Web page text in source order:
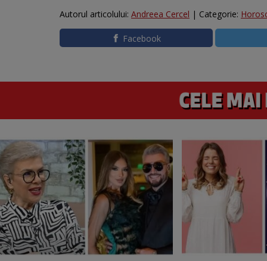
Autorul articolului: Andreea Cercel | Categorie:
Facebook